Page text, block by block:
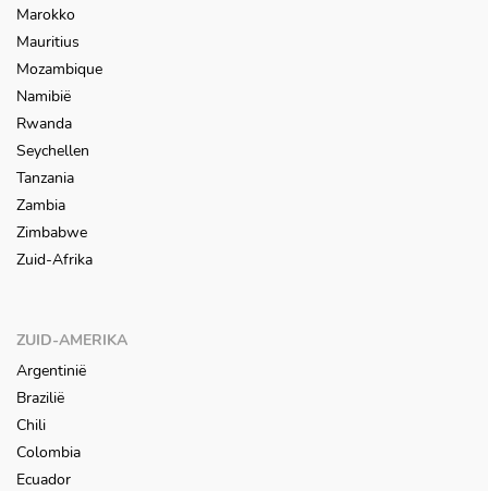
Marokko
Mauritius
Mozambique
Namibië
Rwanda
Seychellen
Tanzania
Zambia
Zimbabwe
Zuid-Afrika
ZUID-AMERIKA
Argentinië
Brazilië
Chili
Colombia
Ecuador